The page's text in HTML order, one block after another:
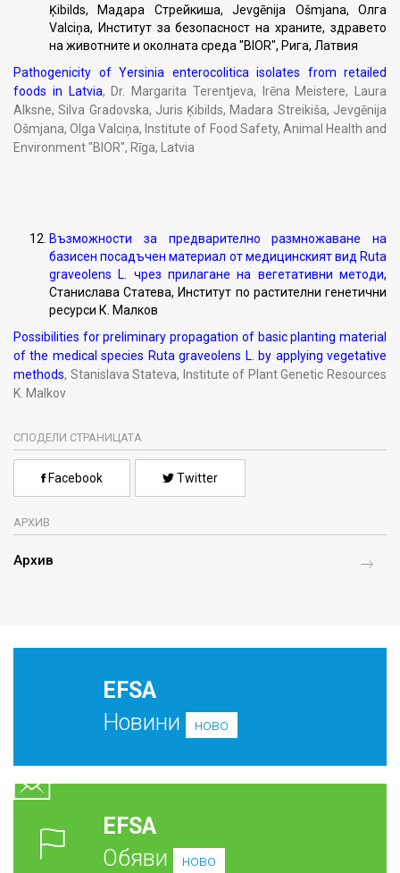
Ķibilds, Мадара Стрейкиша, Jevgēnija Ošmjana, Олга
Valciņa, Институт за безопасност на храните, здравето
на животните и околната среда "BIOR", Рига, Латвия
Pathogenicity of Yersinia enterocolitica isolates from retailed
foods in Latvia, Dr. Margarita Terentjeva, Irēna Meistere, Laura
Alksne, Silva Gradovska, Juris Ķibilds, Madara Streikiša, Jevgēnija
Ošmjana, Olga Valciņa, Institute of Food Safety, Animal Health and
Environment "BIOR", Rīga, Latvia
Възможности за предварително размножаване на
базисен посадъчен материал от медицинският вид Ruta
graveolens L. чрез прилагане на вегетативни методи,
Станислава Статева, Институт по растителни генетични
ресурси К. Малков
Possibilities for preliminary propagation of basic planting material
of the medical species Ruta graveolens L. by applying vegetative
methods, Stanislava Stateva, Institute of Plant Genetic Resources
K. Malkov
СПОДЕЛИ СТРАНИЦАТА
Facebook Twitter
АРХИВ
Архив
EFSA
Новини
ново
EFSA
Обяви
ново